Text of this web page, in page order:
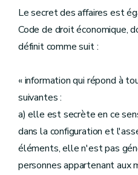
Le secret des affaires est
Code de droit économique,
définit comme suit :
« information qui répond à
suivantes :
a) elle est secrète en ce
dans la configuration et
éléments, elle n'est pas
personnes appartenant aux